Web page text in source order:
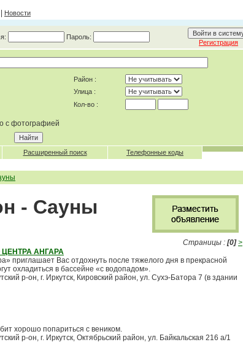
Новости
Пароль:
Регистрация
Район :
Улица :
Кол-во :
с фотографией
Расширенный поиск Телефонные коды
- Сауны
Страницы : [0] >
АНГАРА
приглашает Вас отдохнуть после тяжелого дня в прекрасной
охладиться в бассейне «с водопадом».
р-он, г. Иркутск, Кировский район, ул. Сухэ-Батора 7 (в здании
хорошо попариться с веником.
р-он, г. Иркутск, Октябрьский район, ул. Байкальская 216 а/1